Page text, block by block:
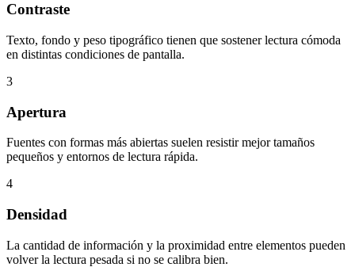
Contraste
Texto, fondo y peso tipográfico tienen que sostener lectura cómoda
en distintas condiciones de pantalla.
3
Apertura
Fuentes con formas más abiertas suelen resistir mejor tamaños
pequeños y entornos de lectura rápida.
4
Densidad
La cantidad de información y la proximidad entre elementos pueden
volver la lectura pesada si no se calibra bien.